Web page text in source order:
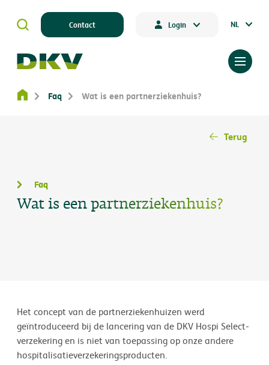
Contact Login NL
Faq
Wat is een partnerziekenhuis?
Terug
Faq Wat is een partnerziekenhuis?
Het concept van de partnerziekenhuizen werd
geïntroduceerd bij de lancering van de DKV Hospi Select-
verzekering en is niet van toepassing op onze andere
hospitalisatieverzekeringsproducten.